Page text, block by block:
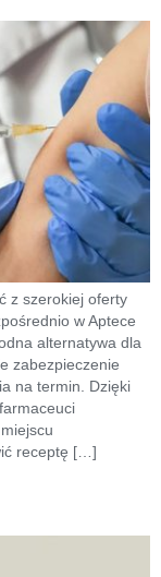
z szerokiej oferty
w Aptece
alternatywa dla
zabezpieczenie
na termin. Dzięki
receptę […]